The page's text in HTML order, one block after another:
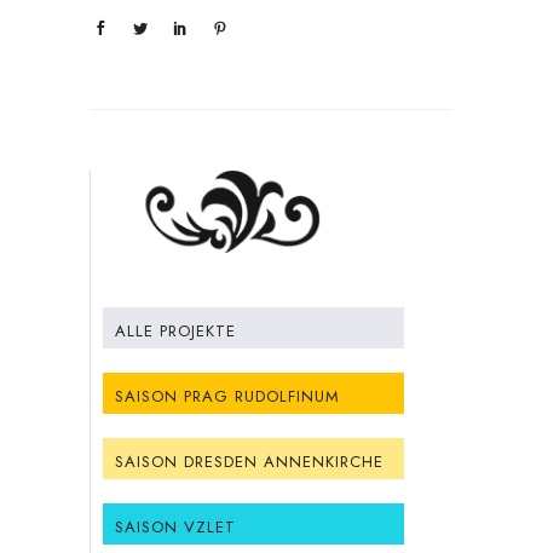
ALLE PROJEKTE
SAISON PRAG RUDOLFINUM
SAISON DRESDEN ANNENKIRCHE
SAISON VZLET